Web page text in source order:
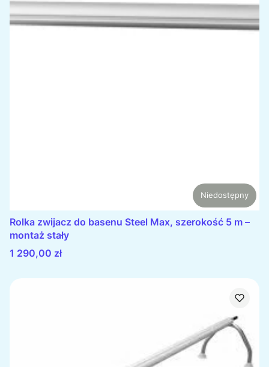
Niedostępny
Rolka zwijacz do basenu Steel Max, szerokość 5 m –
montaż stały
Cena
1 290,00 zł